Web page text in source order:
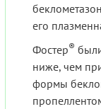
его
Фостер®
ниже, чем
формы